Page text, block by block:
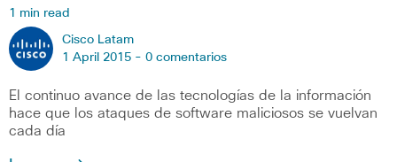
1 min read
Cisco Latam
1 April 2015 - 0 comentarios
El continuo avance de las tecnologías de la información
hace que los ataques de software maliciosos se vuelvan
cada día